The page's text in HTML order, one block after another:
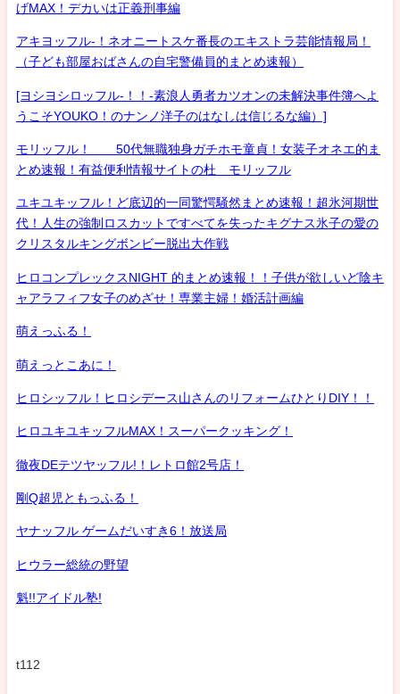
げMAX！デカいは正義刑事編
アキヨッフル-！ネオニートスケ番長のエキストラ芸能情報局！
（子ども部屋おばさんの自宅警備員的まとめ速報）
[ヨシヨシロッフル-！！-素浪人勇者カツオンの未解決事件簿へよ
うこそYOUKO！のナンノ洋子のはなしは信じるな編）]
モリッフル！ 50代無職独身ガチホモ童貞！女装子オネエ的ま
とめ速報！有益便利情報サイトの杜 モリッフル
ユキユキッフル！ど底辺的一同驚愕騒然まとめ速報！超氷河期世
代！人生の強制ロスカットですべてを失ったキグナス氷子の愛の
クリスタルキングボンビー脱出大作戦
ヒロコンプレックスNIGHT 的まとめ速報！！子供が欲しいど陰キ
ャアラフィフ女子のめざせ！専業主婦！婚活計画編
萌えっふる！
萌えっとこあに！
ヒロシッフル！ヒロシデース山さんのリフォームひとりDIY！！
ヒロユキユキッフルMAX！スーパークッキング！
徹夜DEテツヤッフル!！レトロ館2号店！
剛Q超児ともっふる！
ヤナッフル ゲームだいすき6！放送局
ヒウラー総統の野望
魁!!アイドル塾!
t112